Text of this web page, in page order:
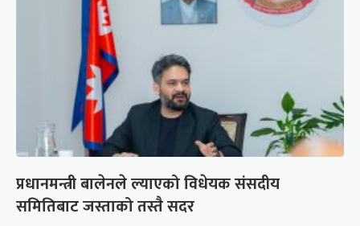
प्रधानमन्त्री बालेनले ल्याएको विधेयक संसदीय
समितिबाट जस्ताको तस्तै सदर